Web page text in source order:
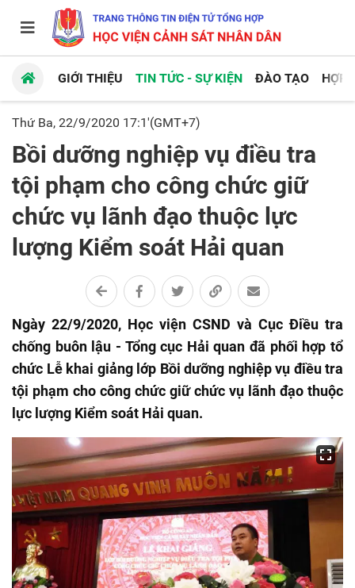
GIỚI THIỆU TIN TỨC - SỰ KIỆN ĐÀO TẠO HỢP
Thứ Ba, 22/9/2020 17:1'(GMT+7)
Bồi dưỡng nghiệp vụ điều tra
tội phạm cho công chức giữ
chức vụ lãnh đạo thuộc lực
lượng Kiểm soát Hải quan
Ngày 22/9/2020, Học viện CSND và Cục Điều tra
chống buôn lậu - Tổng cục Hải quan đã phối hợp tổ
chức Lễ khai giảng lớp Bồi dưỡng nghiệp vụ điều tra
tội phạm cho công chức giữ chức vụ lãnh đạo thuộc
lực lượng Kiểm soát Hải quan.